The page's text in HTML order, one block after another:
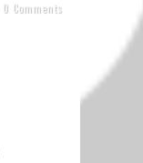
0 Comments